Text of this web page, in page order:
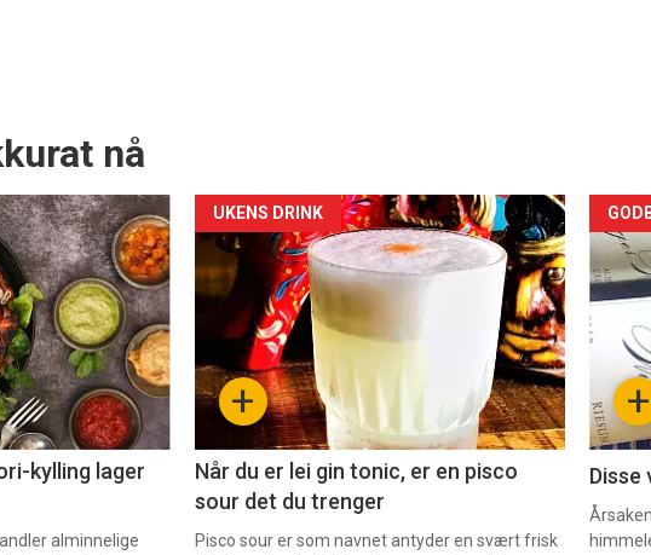
nå
kylling lager
alminnelige
Forsiden
akkurat
nå
-
+
UKENS DRINK
Når du er lei gin tonic, er en pisco
sour det du trenger
Pisco sour er som navnet antyder en svært frisk
nå
3 +
Disse